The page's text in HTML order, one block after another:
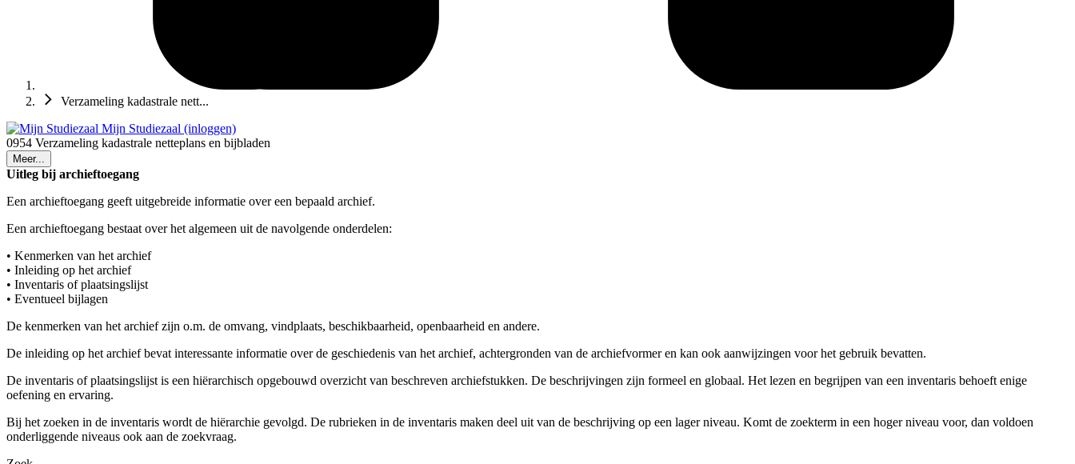
Verzameling kadastrale nett...
Mijn Studiezaal (inloggen)
0954 Verzameling kadastrale netteplans en bijbladen
Meer...
Uitleg bij archieftoegang
Een archieftoegang geeft uitgebreide informatie over een bepaald archief.
Een archieftoegang bestaat over het algemeen uit de navolgende onderdelen:
• Kenmerken van het archief
• Inleiding op het archief
• Inventaris of plaatsingslijst
• Eventueel bijlagen
De kenmerken van het archief zijn o.m. de omvang, vindplaats, beschikbaarheid, openbaarheid en andere.
De inleiding op het archief bevat interessante informatie over de geschiedenis van het archief, achtergronden van de archiefvormer en kan ook aanwijzingen voor het gebruik bevatten.
De inventaris of plaatsingslijst is een hiërarchisch opgebouwd overzicht van beschreven archiefstukken. De beschrijvingen zijn formeel en globaal. Het lezen en begrijpen van een inventaris behoeft enige
oefening en ervaring.
Bij het zoeken in de inventaris wordt de hiërarchie gevolgd. De rubrieken in de inventaris maken deel uit van de beschrijving op een lager niveau. Komt de zoekterm in een hoger niveau voor, dan voldoen
onderliggende niveaus ook aan de zoekvraag.